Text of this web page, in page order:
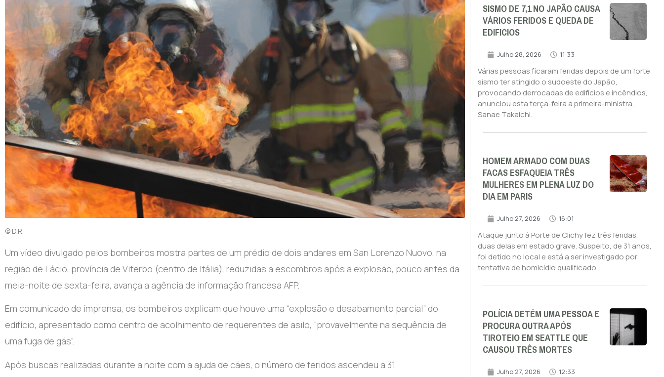
© D.R.
Um vídeo divulgado pelos bombeiros mostra partes de um prédio de dois andares em San Lorenzo Nuovo, na
região de Lácio, província de Viterbo (centro de Itália), reduzidas a escombros após a explosão, pouco antes da
meia-noite de sexta-feira, avança a agência de informação francesa AFP.
Em comunicado de imprensa, os bombeiros explicam que houve uma “explosão e desabamento parcial” do
edifício, apresentado como centro de acolhimento de requerentes de asilo, “provavelmente na sequência de
uma fuga de gás”.
Após buscas realizadas durante a noite com a ajuda de cães, o número de feridos ascendeu a 31.
SISMO DE 7,1 NO JAPÃO CAUSA
VÁRIOS FERIDOS E QUEDA DE
EDIFICIOS
Julho 28, 2026 11:33
Várias pessoas ficaram feridas depois de um forte
sismo ter atingido o sudoeste do Japão,
provocando derrocadas de edifícios e incêndios,
anunciou esta terça-feira a primeira-ministra,
Sanae Takaichi.
HOMEM ARMADO COM DUAS
FACAS ESFAQUEIA TRÊS
MULHERES EM PLENA LUZ DO
DIA EM PARIS
Julho 27, 2026 16:01
Ataque junto à Porte de Clichy fez três feridas,
duas delas em estado grave. Suspeito, de 31 anos,
foi detido no local e está a ser investigado por
tentativa de homicídio qualificado.
POLÍCIA DETÉM UMA PESSOA E
PROCURA OUTRA APÓS
TIROTEIO EM SEATTLE QUE
CAUSOU TRÊS MORTES
Julho 27, 2026 12:33